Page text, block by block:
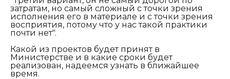
затратам, но самый сложный с точки зрения
исполнения его в материале и с точки зрения
восприятия, потому что у нас такой практики
почти нет".
Какой из проектов будет принят в
Министерстве и в какие сроки будет
реализован, надеемся узнать в ближайшее
время.